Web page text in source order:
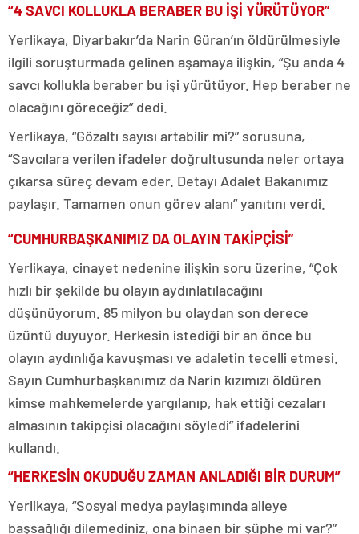
“4 SAVCI KOLLUKLA BERABER BU İŞİ YÜRÜTÜYOR”
Yerlikaya, Diyarbakır’da Narin Güran’ın öldürülmesiyle
ilgili soruşturmada gelinen aşamaya ilişkin, “Şu anda 4
savcı kollukla beraber bu işi yürütüyor. Hep beraber ne
olacağını göreceğiz” dedi.
Yerlikaya, “Gözaltı sayısı artabilir mi?” sorusuna,
“Savcılara verilen ifadeler doğrultusunda neler ortaya
çıkarsa süreç devam eder. Detayı Adalet Bakanımız
paylaşır. Tamamen onun görev alanı” yanıtını verdi.
“CUMHURBAŞKANIMIZ DA OLAYIN TAKİPÇİSİ”
Yerlikaya, cinayet nedenine ilişkin soru üzerine, “Çok
hızlı bir şekilde bu olayın aydınlatılacağını
düşünüyorum. 85 milyon bu olaydan son derece
üzüntü duyuyor. Herkesin istediği bir an önce bu
olayın aydınlığa kavuşması ve adaletin tecelli etmesi.
Sayın Cumhurbaşkanımız da Narin kızımızı öldüren
kimse mahkemelerde yargılanıp, hak ettiği cezaları
almasının takipçisi olacağını söyledi” ifadelerini
kullandı.
“HERKESİN OKUDUĞU ZAMAN ANLADIĞI BİR DURUM”
Yerlikaya, “Sosyal medya paylaşımında aileye
başsağlığı dilemediniz, ona binaen bir şüphe mi var?”